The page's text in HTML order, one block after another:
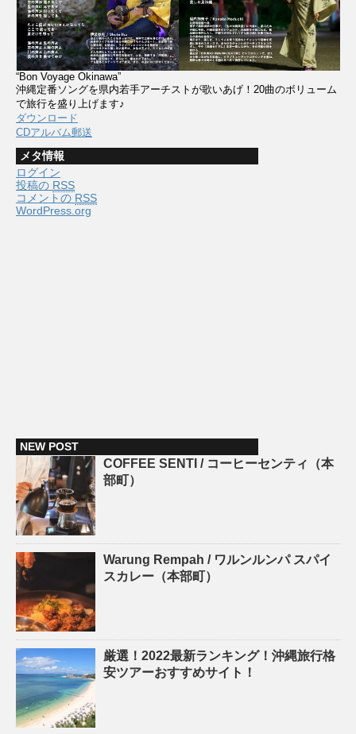
“Bon Voyage Okinawa”
沖縄定番ソングを県内若手アーチストが歌いあげ！20曲のボリューム
で旅行を盛り上げます♪
ダウンロード
CDアルバム郵送
メタ情報
ログイン
投稿の RSS
コメントの RSS
WordPress.org
NEW POST
COFFEE SENTI / コーヒーセンティ（本
部町）
Warung Rempah / ワルンルンパ スパイ
スカレー（本部町）
厳選！2022最新ランキング！沖縄旅行格
安ツアーおすすめサイト！